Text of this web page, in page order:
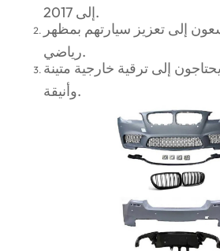
إلى تعزيز سيارتهم بمظهر
إلى ترقية خارجية متينة